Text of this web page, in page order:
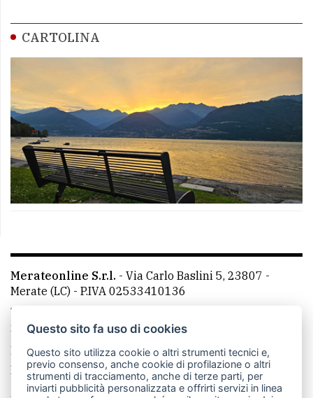
CARTOLINA
Merateonline S.r.l. - Via Carlo Baslini 5, 23807 -
Merate (LC) - P.IVA 02533410136
Telefono:
mail: redazione@leccoonline.com
La redazione
MerateOnline CasateOnline
RSS
Made by VIP
Questo sito fa uso di cookies
Questo sito utilizza cookie o altri strumenti tecnici e,
previo consenso, anche cookie di profilazione o altri
strumenti di tracciamento, anche di terze parti, per
inviarti pubblicità personalizzata e offrirti servizi in linea